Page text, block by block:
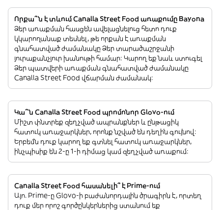
Որքա՞ն է տևում Canalla Street Food առաքումը Bayona
Ձեր առաքման հասցեն ավելացնելուց հետո դուք
կկարողանաք տեսնել, թե որքան է առաքման
գնահատված ժամանակը Ձեր տարածաշրջանի
յուրաքանչյուր խանութի համար: Կարող եք նաև ստուգել
Ձեր պատվերի առաքման գնահատված ժամանակը
Canalla Street Food վճարման ժամանակ:
Կա՞ն Canalla Street Food պրոմոնոր Glovo-ում
Միշտ փնտրեք զեղչված ապրանքներ և ընթացիկ
հատուկ առաջարկներ, որոնք նշված են դեղին գույնով:
Երբեմն դուք կարող եք գտնել հատուկ առաջարկներ,
ինչպիսիք են 2-ը 1-ի դիմաց կամ զեղչված առաքում:
Canalla Street Food հասանելի՞ է Prime-ում
Այո. Prime-ը Glovo-ի բաժանորդային ծրագիրն է, որտեղ
դուք մեր որոշ գործընկերներից ստանում եք